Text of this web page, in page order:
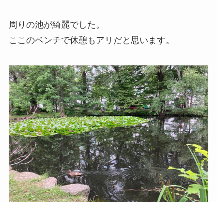
周りの池が綺麗でした。
ここのベンチで休憩もアリだと思います。